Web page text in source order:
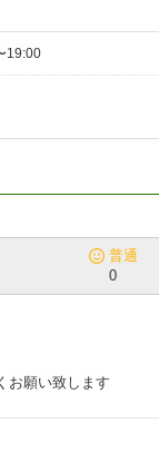
19:00
普通
0
お願い致します